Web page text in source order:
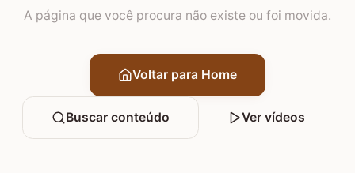
A página que você procura não existe ou foi movida.
Voltar para Home
Buscar conteúdo Ver vídeos